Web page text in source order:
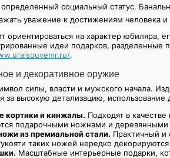
социальный статус.
уважение к достижениям человека и
ориентироваться на характер юбиляра,
идеи подарков,
.
и декоративное оружие
силы, власти и мужского начала.
за высокую детализацию,
кортики и кинжалы. Подходят в
подарочными ножнами и деревянными
из премиальной стали. Практичный и
таких ножей нередко
Масштабные интерьерные подарки,